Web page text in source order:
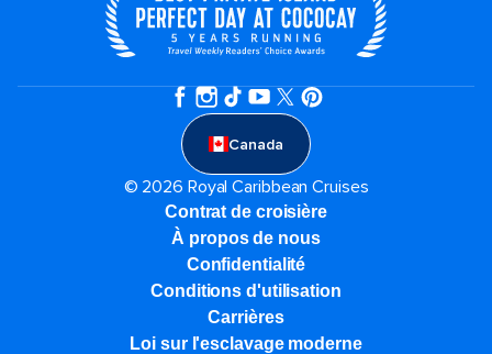
Canada
© 2026 Royal Caribbean Cruises
Contrat de croisière
À propos de nous
Confidentialité
Conditions d'utilisation
Carrières
Loi sur l'esclavage moderne